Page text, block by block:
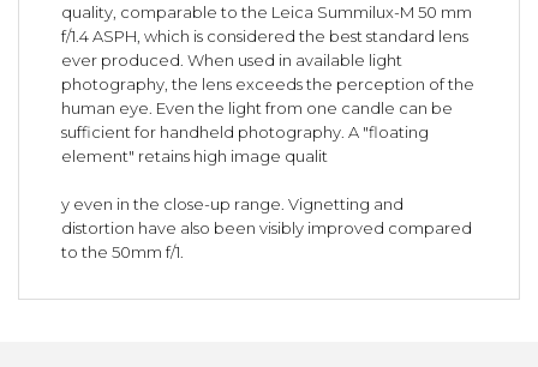
quality, comparable to the Leica Summilux-M 50 mm
f/1.4 ASPH, which is considered the best standard lens
ever produced. When used in available light
photography, the lens exceeds the perception of the
human eye. Even the light from one candle can be
sufficient for handheld photography. A "floating
element" retains high image qualit
y even in the close-up range. Vignetting and
distortion have also been visibly improved compared
to the 50mm f/1.